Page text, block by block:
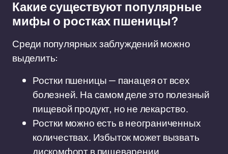
Какие существуют популярные
мифы о ростках пшеницы?
Среди популярных заблуждений можно
выделить:
Ростки пшеницы — панацея от всех
болезней. На самом деле это полезный
пищевой продукт, но не лекарство.
Ростки можно есть в неограниченных
количествах. Избыток может вызвать